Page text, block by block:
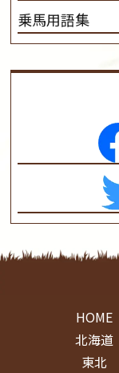
乗馬用語集
HOME
北海道
東北